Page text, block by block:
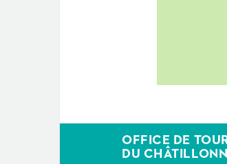
OFFICE DE
DU